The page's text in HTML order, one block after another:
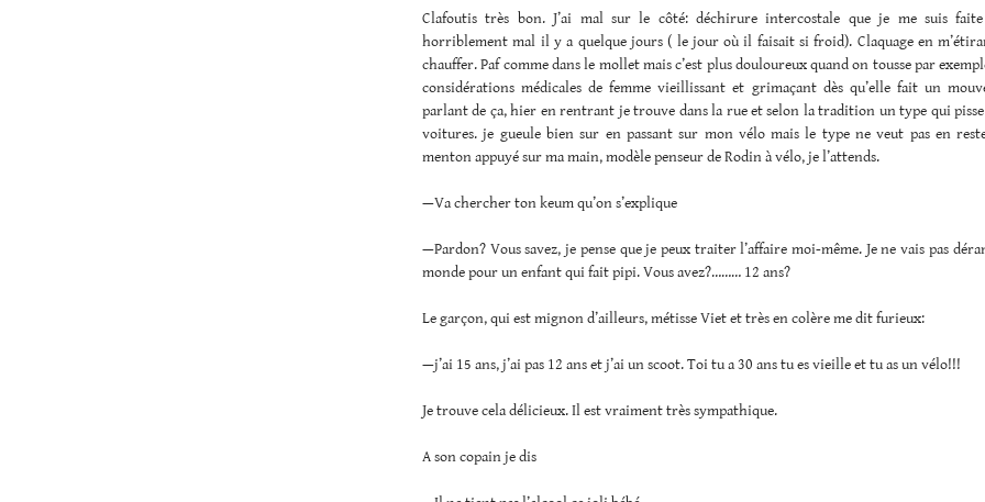
Clafoutis très bon. J’ai mal sur le côté: déchirure intercostale que je me suis
horriblement mal il y a quelque jours ( le jour où il faisait si froid). Claquage en
chauffer. Paf comme dans le mollet mais c’est plus douloureux quand on tousse par
considérations médicales de femme vieillissant et grimaçant dès qu’elle fait un
parlant de ça, hier en rentrant je trouve dans la rue et selon la tradition un type qui
voitures. je gueule bien sur en passant sur mon vélo mais le type ne veut pas en
menton appuyé sur ma main, modèle penseur de Rodin à vélo, je l’attends.
—Va chercher ton keum qu’on s’explique
—Pardon? Vous savez, je pense que je peux traiter l’affaire moi-même. Je ne vais pas
monde pour un enfant qui fait pipi. Vous avez?……… 12 ans?
Le garçon, qui est mignon d’ailleurs, métisse Viet et très en colère me dit furieux:
—j’ai 15 ans, j’ai pas 12 ans et j’ai un scoot. Toi tu a 30 ans tu es vieille et tu as un vélo!!!
Je trouve cela délicieux. Il est vraiment très sympathique.
A son copain je dis